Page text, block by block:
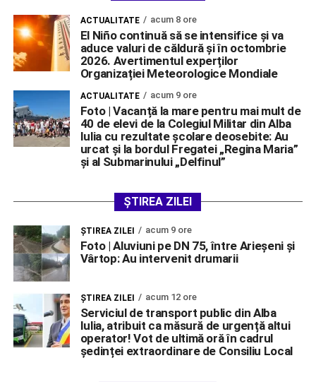
ACTUALITATE acum 8 ore
El Niño continuă să se intensifice și va
aduce valuri de căldură și în octombrie
2026. Avertimentul experților
Organizației Meteorologice Mondiale
ACTUALITATE acum 9 ore
Foto | Vacanță la mare pentru mai mult de
40 de elevi de la Colegiul Militar din Alba
Iulia cu rezultate școlare deosebite: Au
urcat și la bordul Fregatei „Regina Maria”
și al Submarinului „Delfinul”
ȘTIREA ZILEI
ŞTIREA ZILEI acum 9 ore
Foto | Aluviuni pe DN 75, între Arieșeni și
Vârtop: Au intervenit drumarii
ŞTIREA ZILEI acum 12 ore
Serviciul de transport public din Alba
Iulia, atribuit ca măsură de urgență altui
operator! Vot de ultimă oră în cadrul
ședinței extraordinare de Consiliu Local